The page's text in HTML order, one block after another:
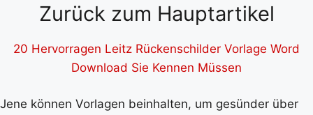
Zurück zum Hauptartikel
20 Hervorragen Leitz Rückenschilder Vorlage Word
Download Sie Kennen Müssen
Jene können Vorlagen beinhalten, um gesünder über